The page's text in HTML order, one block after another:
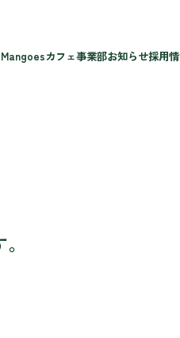
カフェ事業部お知らせ採用